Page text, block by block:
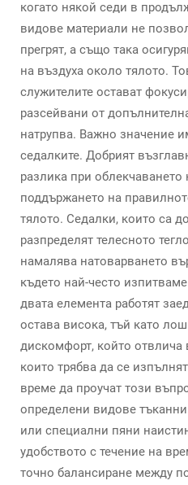
когато някой седи в
видове материали не
прегрят, а също така
на въздуха около тялото.
служителите остават
разсейвани от
натрупва. Важно значение
седалките. Добрият
разлика при облекчаването
поддържането на
тялото. Седалки, които са
разпределят телесното
намалява натоварването
където най-често
двата елемента работят
остава висока, тъй като
дискомфорт, който отвлича
които трябва да се
време да проучат този
определени видове
или специални пяни
удобството с течение на
точно балансиране между